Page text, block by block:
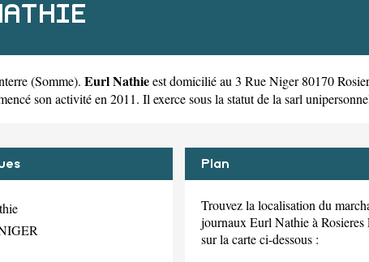
(Somme). Eurl Nathieest domicilié au 3 Rue Niger 80170
son activité en 2011. Il exerce sous la statut de la sarl
Plan
Trouvez la localisation du
journaux Eurl Nathie à Rosieres
sur la carte ci-dessous :